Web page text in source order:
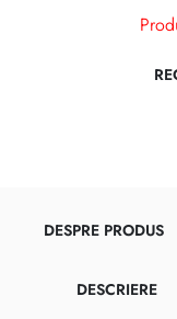
DESPRE PRODUS
DESCRIERE